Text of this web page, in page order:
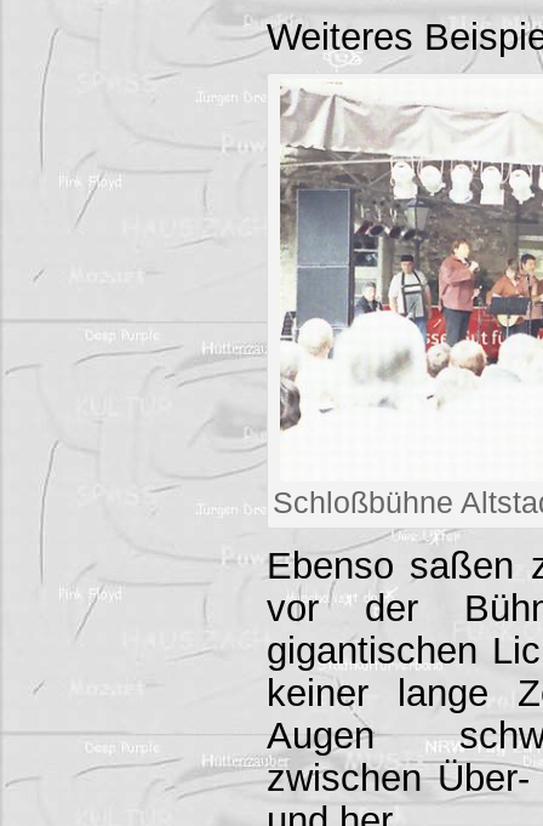
Weiteres
Schloßbühne
Ebenso saßen
vor der
gigantischen
keiner lange
Augen
zwischen